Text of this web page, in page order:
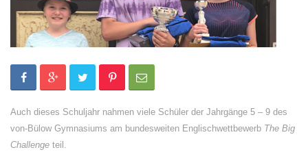
Auch dieses Schuljahr nahmen viele Schüler der Jahrgänge 5 – 9 des
von-Bülow Gymnasiums am bundesweiten Englischwettbewerb The Big
Challenge teil.